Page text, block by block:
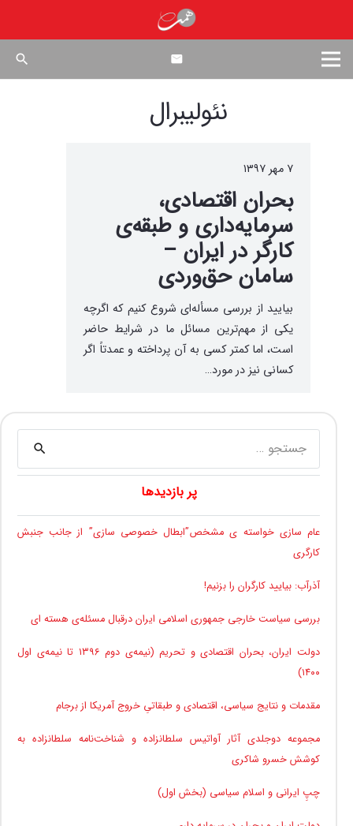
search
نئولیبرال
۷ مهر ۱۳۹۷
بحران اقتصادی،
سرمایه‌داری و طبقه‌ی
کارگر در ایران –
سامان حق‌وردی
بیایید از بررسی مسأله‌ای شروع کنیم که اگرچه
یکی از مهم‌ترین مسائل ما در شرایط حاضر
است، اما کمتر کسی به آن پرداخته و عمدتاً اگر
کسانی نیز در مورد…
برای:
پر بازدیدها
عام سازی خواسته ی مشخص”ابطال خصوصی سازی” از جانب جنبش
کارگری
آذرآب: بیایید کارگران را بزنیم!
بررسی سیاست خارجی جمهوری اسلامی ایران درقبال مسئله‌ی هسته ای
دولت ایران، بحران اقتصادی و تحریم (نیمه‌ی دوم ۱۳۹۶ تا نیمه‌ی اول
۱۴۰۰)
مقدمات و نتایج سیاسی، اقتصادی و طبقاتیِ خروج آمریکا از برجام
مجموعه دوجلدی آثار آواتیس سلطانزاده و شناخت‌نامه سلطانزاده به
کوشش خسرو شاکری
چپِ ایرانی و اسلام سیاسی (بخش اول)